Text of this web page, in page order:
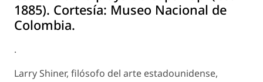
1885). Cortesía: Museo Nacional de
Colombia.
.
Larry Shiner, filósofo del arte estadounidense,